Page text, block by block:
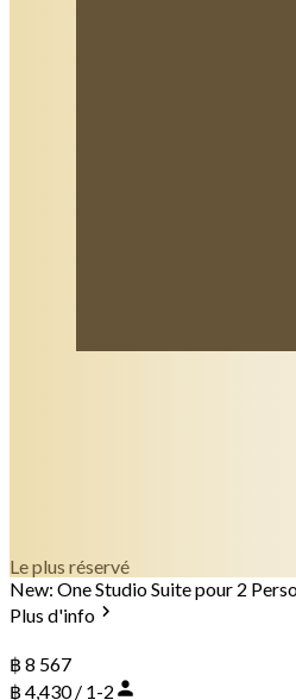
Le plus réservé
New: One Studio Suite pour 2
Plus d'info
฿ 8 567
฿ 4,430 / 1-2